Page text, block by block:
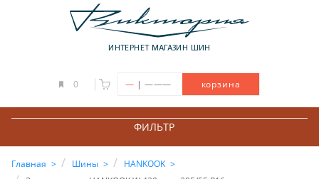
ИНТЕРНЕТ МАГАЗИН ШИН
0 — | ——— корзина
ФИЛЬТР
Главная Шины
HANKOOK